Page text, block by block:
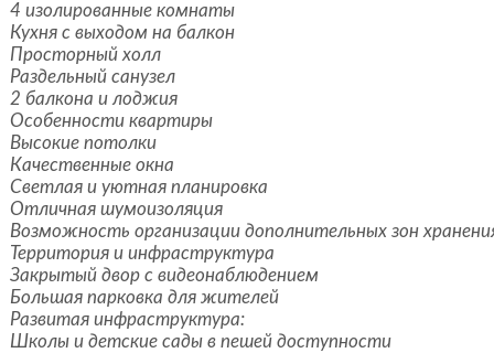
4 изолированные комнаты
Кухня с выходом на балкон
Просторный холл
Раздельный санузел
2 балкона и лоджия
Особенности квартиры
Высокие потолки
Качественные окна
Светлая и уютная планировка
Отличная шумоизоляция
Возможность организации дополнительных зон
Территория и инфраструктура
Закрытый двор с видеонаблюдением
Большая парковка для жителей
Развитая инфраструктура:
Школы и детские сады в пешей доступности